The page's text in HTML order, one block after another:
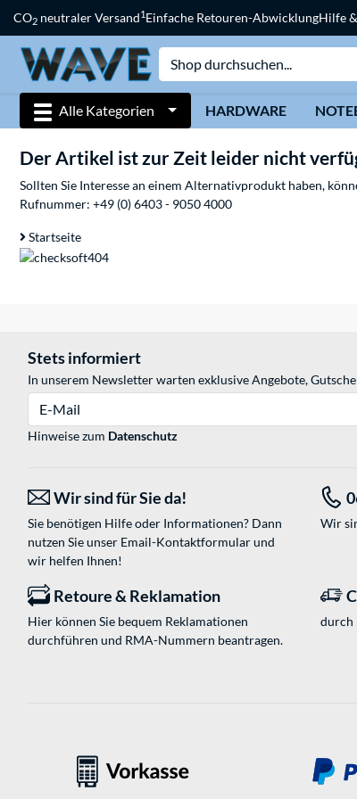
CO2 neutraler Versand1Einfache Retouren-AbwicklungHilfe
Alle Kategorien HARDWARE
Der Artikel ist zur Zeit leider nicht
Sollten Sie Interesse an einem Alternativprodukt haben,
Rufnummer: +49 (0) 6403 - 9050 4000
Startseite
Stets informiert
In unserem Newsletter warten exklusive Angebote,
Hinweise zum Datenschutz
Wir sind für Sie da!
Sie benötigen Hilfe oder Informationen? Dann
nutzen Sie unser Email-Kontaktformularund
wir helfen Ihnen!
Wir
Retoure & Reklamation
Hier können Sie bequem Reklamationen
durchführen und RMA-Nummern beantragen.
durch